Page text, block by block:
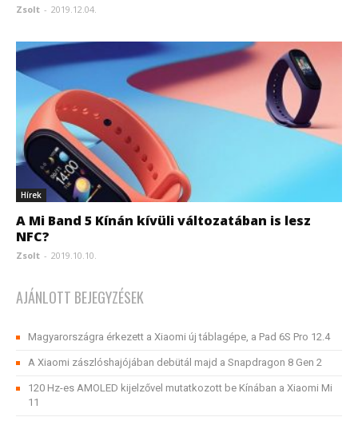
Zsolt - 2019.12.04.
Hírek
A Mi Band 5 Kínán kívüli változatában is lesz
NFC?
Zsolt - 2019.10.10.
AJÁNLOTT BEJEGYZÉSEK
Magyarországra érkezett a Xiaomi új táblagépe, a Pad 6S Pro 12.4
A Xiaomi zászlóshajójában debütál majd a Snapdragon 8 Gen 2
120 Hz-es AMOLED kijelzővel mutatkozott be Kínában a Xiaomi Mi
11